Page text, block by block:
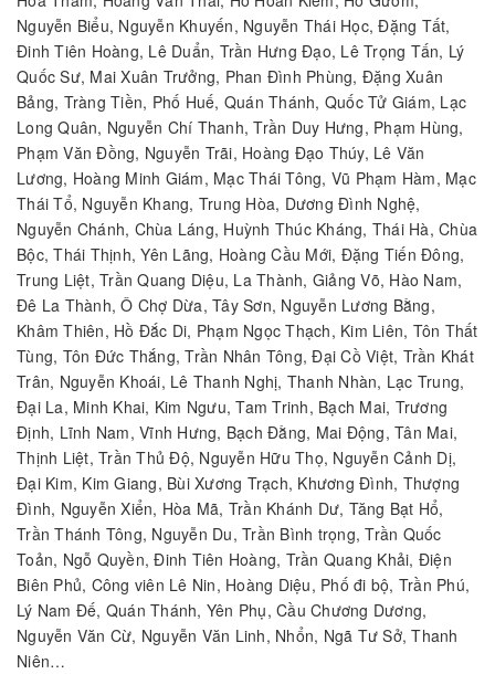
Nguyễn Biểu, Nguyễn Khuyến, Nguyễn Thái Học, Đặng Tất,
Đinh Tiên Hoàng, Lê Duẩn, Trần Hưng Đạo, Lê Trọng Tấn, Lý
Quốc Sư, Mai Xuân Trưởng, Phan Đình Phùng, Đặng Xuân
Bảng, Tràng Tiền, Phố Huế, Quán Thánh, Quốc Tử Giám, Lạc
Long Quân, Nguyễn Chí Thanh, Trần Duy Hưng, Phạm Hùng,
Phạm Văn Đồng, Nguyễn Trãi, Hoàng Đạo Thúy, Lê Văn
Lương, Hoàng Minh Giám, Mạc Thái Tông, Vũ Phạm Hàm, Mạc
Thái Tổ, Nguyễn Khang, Trung Hòa, Dương Đình Nghệ,
Nguyễn Chánh, Chùa Láng, Huỳnh Thúc Kháng, Thái Hà, Chùa
Bộc, Thái Thịnh, Yên Lãng, Hoàng Cầu Mới, Đặng Tiến Đông,
Trung Liệt, Trần Quang Diệu, La Thành, Giảng Võ, Hào Nam,
Đê La Thành, Ô Chợ Dừa, Tây Sơn, Nguyễn Lương Bằng,
Khâm Thiên, Hồ Đắc Di, Phạm Ngọc Thạch, Kim Liên, Tôn Thất
Tùng, Tôn Đức Thắng, Trần Nhân Tông, Đại Cồ Việt, Trần Khát
Trân, Nguyễn Khoái, Lê Thanh Nghị, Thanh Nhàn, Lạc Trung,
Đại La, Minh Khai, Kim Ngưu, Tam Trinh, Bạch Mai, Trương
Định, Lĩnh Nam, Vĩnh Hưng, Bạch Đằng, Mai Động, Tân Mai,
Thịnh Liệt, Trần Thủ Độ, Nguyễn Hữu Thọ, Nguyễn Cảnh Dị,
Đại Kim, Kim Giang, Bùi Xương Trạch, Khương Đình, Thượng
Đình, Nguyễn Xiển, Hòa Mã, Trần Khánh Dư, Tăng Bạt Hổ,
Trần Thánh Tông, Nguyễn Du, Trần Bình trọng, Trần Quốc
Toản, Ngỗ Quyền, Đinh Tiên Hoàng, Trần Quang Khải, Điện
Biên Phủ, Công viên Lê Nin, Hoàng Diệu, Phố đi bộ, Trần Phú,
Lý Nam Đế, Quán Thánh, Yên Phụ, Cầu Chương Dương,
Nguyễn Văn Cừ, Nguyễn Văn Linh, Nhổn, Ngã Tư Sở, Thanh
Niên…